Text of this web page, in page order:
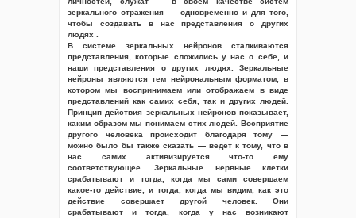
зеркального отражения — одновременно и для того,
чтобы создавать в нас представления о других
людях .
В системе зеркальных нейронов сталкиваются
представления, которые сложились у нас о себе, и
наши представления о других людях. Зеркальные
нейроны являются тем нейрональным форматом, в
котором мы воспринимаем или отображаем в виде
представлений как самих себя, так и других людей.
Принцип действия зеркальных нейронов показывает,
каким образом мы понимаем этих людей. Восприятие
другого человека происходит благодаря тому —
можно было бы также сказать — ведет к тому, что в
нас самих активизируется что-то ему
соответствующее. Зеркальные нервные клетки
срабатывают и тогда, когда мы сами совершаем
какое-то действие, и тогда, когда мы видим, как это
действие совершает другой человек. Они
срабатывают и тогда, когда у нас возникают